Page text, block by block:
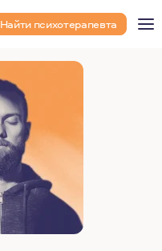
Найти психотерапевта